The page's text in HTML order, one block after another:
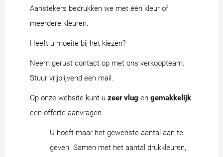
Aanstekers bedrukken we met één kleur of
meerdere kleuren.
Heeft u moeite bij het kiezen?
Neem gerust contact op met ons verkoopteam.
Stuur vrijblijvend een mail.
Op onze website kunt u zeer vlug en gemakkelijk
een offerte aanvragen.
U hoeft maar het gewenste aantal aan te
geven. Samen met het aantal drukkleuren,